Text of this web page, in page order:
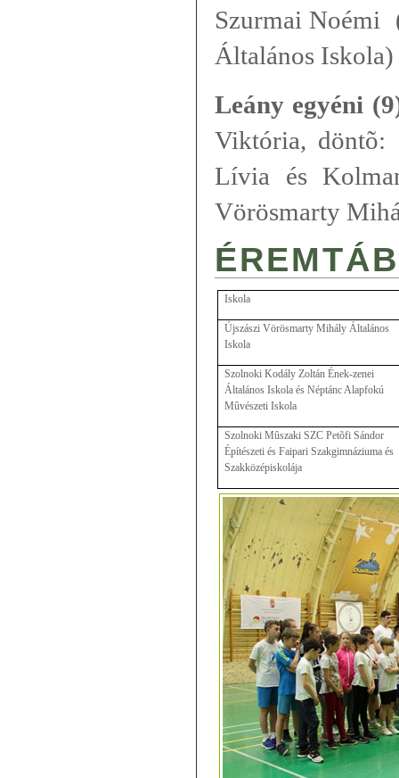
Szurmai Noémi
Általános Iskola)
Leány egyéni
Viktória, döntõ:
Lívia és
Vörösmarty
Iskola
Újszászi Vörösmarty Mihály Általános
Iskola
Szolnoki Kodály Zoltán Ének-zenei
Általános Iskola és Néptánc Alapfokú
Mûvészeti Iskola
Szolnoki Mûszaki SZC Petõfi Sándor
Építészeti és Faipari Szakgimnáziuma és
Szakközépiskolája